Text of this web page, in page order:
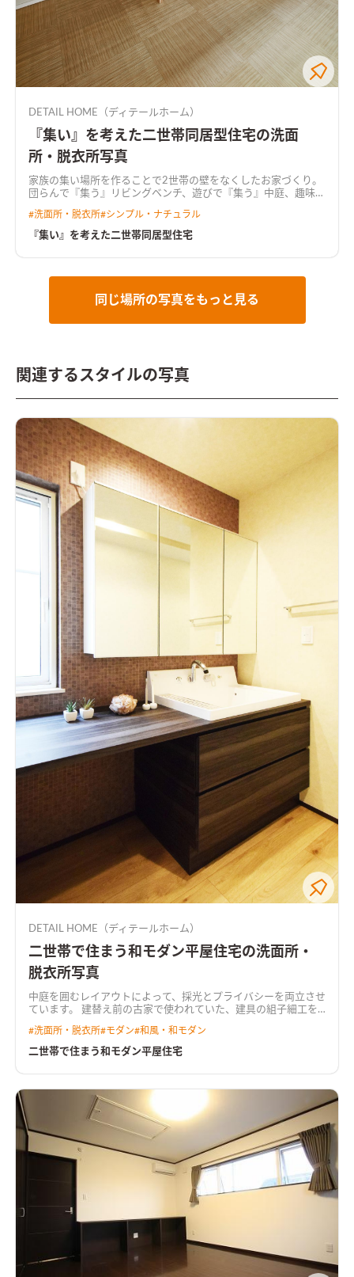
DETAIL HOME（ディテールホーム）
『集い』を考えた二世帯同居型住宅の洗面
所・脱衣所写真
家族の集い場所を作ることで2世帯の壁をなくしたお家づくり。
団らんで『集う』リビングベンチ、遊びで『集う』中庭、趣味で
したお家になっています。
#洗面所・脱衣所#シンプル・ナチュラル
『集い』を考えた二世帯同居型住宅
同じ場所の写真をもっと見る
関連するスタイルの写真
DETAIL HOME（ディテールホーム）
二世帯で住まう和モダン平屋住宅の洗面所・
脱衣所写真
中庭を囲むレイアウトによって、採光とプライバシーを両立させ
ています。 建替え前の古家で使われていた、建具の組子細工を
#洗面所・脱衣所#モダン#和風・和モダン
二世帯で住まう和モダン平屋住宅